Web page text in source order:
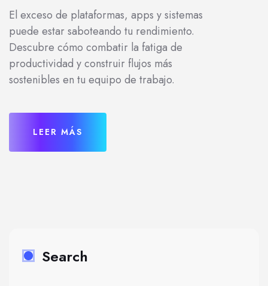
El exceso de plataformas, apps y sistemas
puede estar saboteando tu rendimiento.
Descubre cómo combatir la fatiga de
productividad y construir flujos más
sostenibles en tu equipo de trabajo.
LEER MÁS
Search